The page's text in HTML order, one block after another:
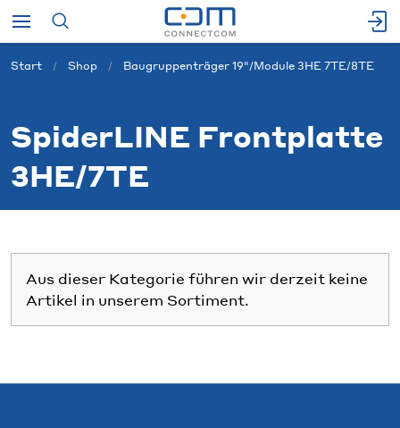
Start Shop Baugruppenträger 19"/Module 3HE 7TE/8TE
SpiderLINE Frontplatte
3HE/7TE
Aus dieser Kategorie führen wir derzeit keine
Artikel in unserem Sortiment.